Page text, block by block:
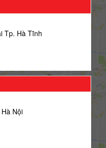
Tp. Hà Tĩnh
Nội